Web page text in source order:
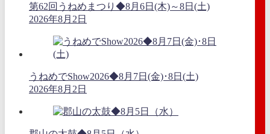
第62回うねめまつり◆8月6日(木)～8日(土)
2026年8月2日
うねめでShow2026◆8月7日(金)･8日(土)
2026年8月2日